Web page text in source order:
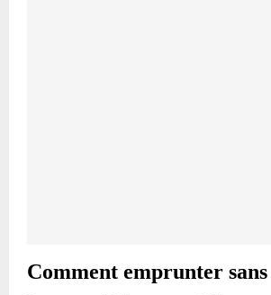
Comment emprunter